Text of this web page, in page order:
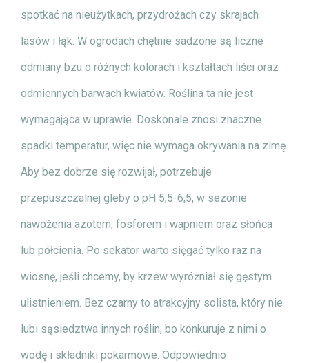
spotkać na nieużytkach, przydrożach czy skrajach
lasów i łąk. W ogrodach chętnie sadzone są liczne
odmiany bzu o różnych kolorach i kształtach liści oraz
odmiennych barwach kwiatów. Roślina ta nie jest
wymagająca w uprawie. Doskonale znosi znaczne
spadki temperatur, więc nie wymaga okrywania na zimę.
Aby bez dobrze się rozwijał, potrzebuje
przepuszczalnej gleby o pH 5,5-6,5, w sezonie
nawożenia azotem, fosforem i wapniem oraz słońca
lub półcienia. Po sekator warto sięgać tylko raz na
wiosnę, jeśli chcemy, by krzew wyróżniał się gęstym
ulistnieniem. Bez czarny to atrakcyjny solista, który nie
lubi sąsiedztwa innych roślin, bo konkuruje z nimi o
wodę i składniki pokarmowe. Odpowiednio